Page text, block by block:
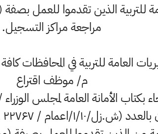
للتربية الذين تقدموا للعمل
مراجعة مراكز التسجيل.
العامة للتربية في المحافظات
م/ موظف اقتراع
بكتاب الأمانة العامة لمجلس
۱/۱۰/اعمام / ۲۲۷۶۷ 2 ۲۰۲۱/۸/۱۸) تقرر :۔